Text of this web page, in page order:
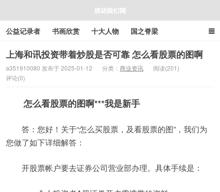
公益记录者 书画欣赏 十大人物 国之脊梁
好人好事 感人资讯 商业资讯 在线工具箱
上海和讯投资带着炒股是否可靠 怎么看股票的图啊
a351910080 发布于 2025-01-12 分类： 商业资讯
阅读(201)
评论(0)
怎么看股票的图啊***我是新手
答：您好！关于“怎么买股票，及看股票的图”，我们为
您做了如下详细解答：
开股票帐户要去证券公司营业部办理。具体手续是：